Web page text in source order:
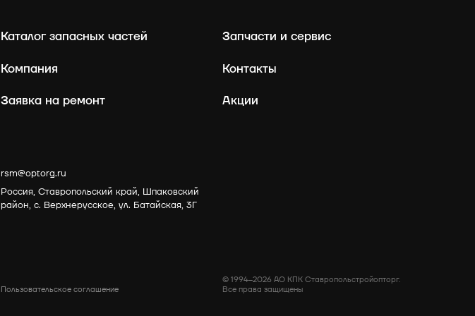
Каталог запасных частей
Компания
Заявка на ремонт
Запчасти и сервис
Контакты
Акции
rsm@optorg.ru
Россия, Ставропольский край, Шпаковский
район, с. Верхнерусское, ул. Батайская, 3Г
Пользовательское соглашение
© 1994–2026 АО КПК Ставропольстройопторг.
Все права защищены